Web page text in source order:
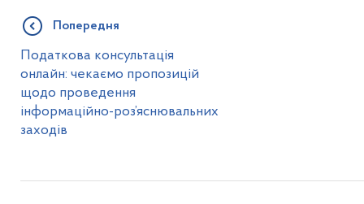
Попередня
Податкова консультація
онлайн: чекаємо пропозицій
щодо проведення
інформаційно-роз’яснювальних
заходів